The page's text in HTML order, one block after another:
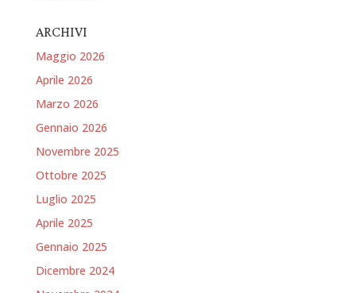
ARCHIVI
Maggio 2026
Aprile 2026
Marzo 2026
Gennaio 2026
Novembre 2025
Ottobre 2025
Luglio 2025
Aprile 2025
Gennaio 2025
Dicembre 2024